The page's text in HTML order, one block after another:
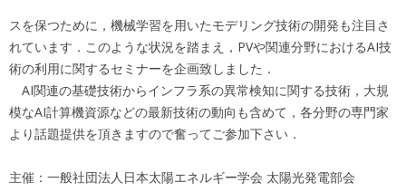
スを保つために，機械学習を用いたモデリング技術の開発も注目さ
れています．このような状況を踏まえ，PVや関連分野におけるAI技
術の利用に関するセミナーを企画致しました．
AI関連の基礎技術からインフラ系の異常検知に関する技術，大規
模なAI計算機資源などの最新技術の動向も含めて，各分野の専門家
より話題提供を頂きますので奮ってご参加下さい．
主催：一般社団法人日本太陽エネルギー学会 太陽光発電部会